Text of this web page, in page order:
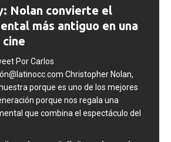
Nolan convierte el
más antiguo en una
Por Carlos
Christopher Nolan,
porque es uno de los mejores
porque nos regala una
que combina el espectáculo del